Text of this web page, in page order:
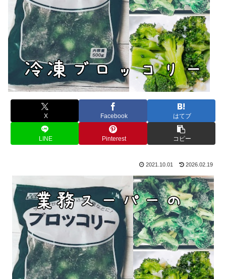
X Facebook はてブ
LINE Pinterest コピー
2021.10.01 2026.02.19